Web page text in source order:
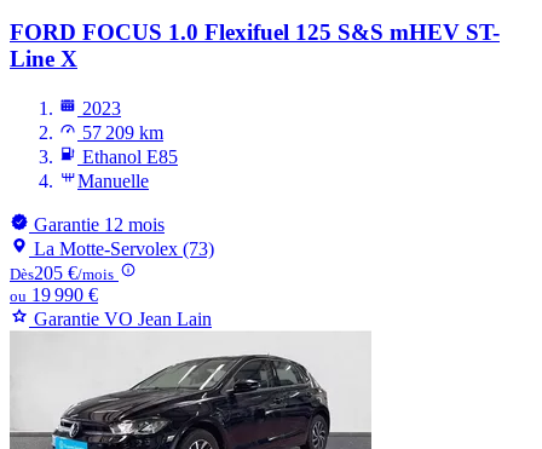
FORD FOCUS 1.0 Flexifuel 125 S&S mHEV ST-
Line X
2023
57 209 km
Ethanol E85
Manuelle
Garantie 12 mois
La Motte-Servolex (73)
Dès205 €/mois
ou 19 990 €
Garantie VO Jean Lain